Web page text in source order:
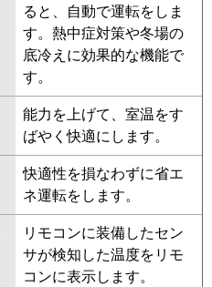
ると、自動で運転をしま
す。熱中症対策や冬場の
底冷えに効果的な機能で
す。
能力を上げて、室温をす
ばやく快適にします。
快適性を損なわずに省エ
ネ運転をします。
リモコンに装備したセン
サが検知した温度をリモ
コンに表示します。